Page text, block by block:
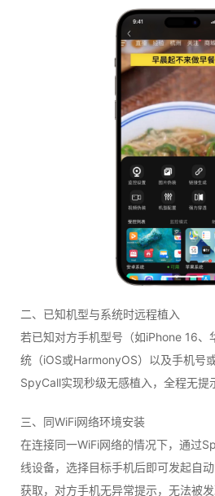
二、已知机型与系统时远程植入
若已知对方手机型号（如iPhone 16、
统（iOS或HarmonyOS）以及手机号
SpyCall实现秒级无感植入，全程无提
三、同WiFi网络环境安装
在连接同一WiFi网络的情况下，通过
线设备，选择目标手机后即可发起自
获取，对方手机无异常提示，无法被发